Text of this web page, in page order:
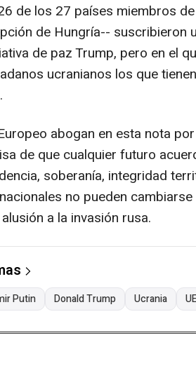
de los 27 países miembros
de Hungría-- suscribieron
de paz Trump, pero en el
ucranianos los que
abogan en esta nota
de que cualquier futuro
soberanía, integridad
no pueden cambiarse
a la invasión rusa.
Putin Donald Trump Ucrania